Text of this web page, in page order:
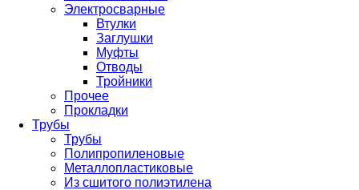
Электросварные
Втулки
Заглушки
Муфты
Отводы
Тройники
Прочее
Прокладки
Трубы
Трубы
Полипропиленовые
Металлопластиковые
Из сшитого полиэтилена